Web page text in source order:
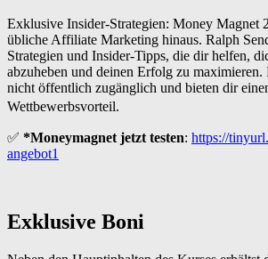
Exklusive Insider-Strategien: Money Magnet
übliche Affiliate Marketing hinaus. Ralph
Strategien und Insider-Tipps, die dir helfen,
abzuheben und deinen Erfolg zu maximieren.
nicht öffentlich zugänglich und bieten dir
Wettbewerbsvorteil.
✅ *Moneymagnet jetzt testen: https://
angebot1
Exklusive Boni